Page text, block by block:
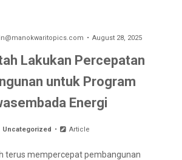
August 28, 2025
Lakukan Percepatan
untuk Program
Energi
Uncategorized Article
terus mempercepat pembangunan